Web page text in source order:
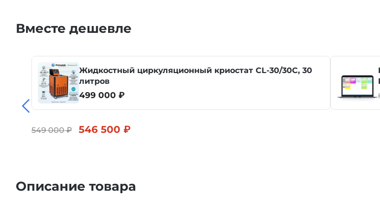
Вместе дешевле
Жидкостный циркуляционный криостат CL-30/30C, 30
литров
499 000 ₽
549 000 ₽ 546 500 ₽
Описание товара